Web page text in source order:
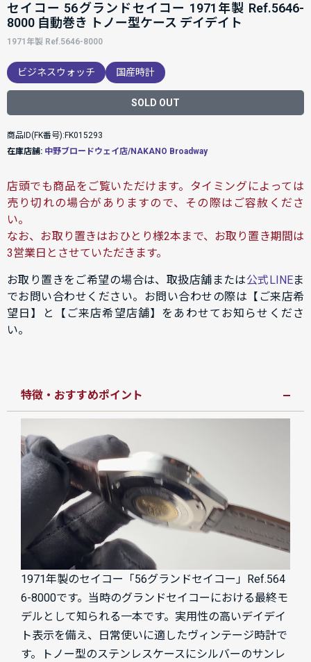
セイコー 56グランドセイコー 1971年製 Ref.5646-
8000 自動巻き トノー型ケース デイデイト
1971年製 Ref.5646-8000
ビジネスウォッチ 国産時計
SOLD OUT
商品ID(FK番号):FK015293
在庫店舗: 中野ブロードウェイ店/NAKANO Broadway
店頭でも商品をご覧いただけます。タイミングによっては
売り切れの場合がありますので、その際はご容赦くださ
い。
なお、お取り置きはおひとり様2本まで、お取り置き期間は
3営業日とさせていただきます。
お取り置きをご希望の場合は、取扱店舗または公式LINEま
でお問い合わせください。お問い合わせの際は【ご来店希
望日】と【ご来店希望店舗】をあわせてお知らせくださ
い。
特徴・おすすめポイント
1971年製のセイコー「56グランドセイコー」Ref.564
6-8000です。当時のグランドセイコーにおける最終モ
デルとして知られる一本です。実用性の高いデイデイ
ト表示を備え、日常使いに適したヴィンテージ時計で
す。トノー型のステンレスケースにシルバーのサンレ